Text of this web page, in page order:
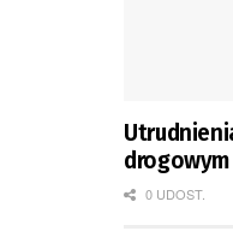
Tour de
0 UDOST.